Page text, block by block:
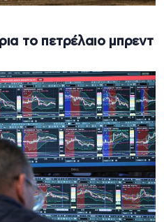
το πετρέλαιο μπρεντ